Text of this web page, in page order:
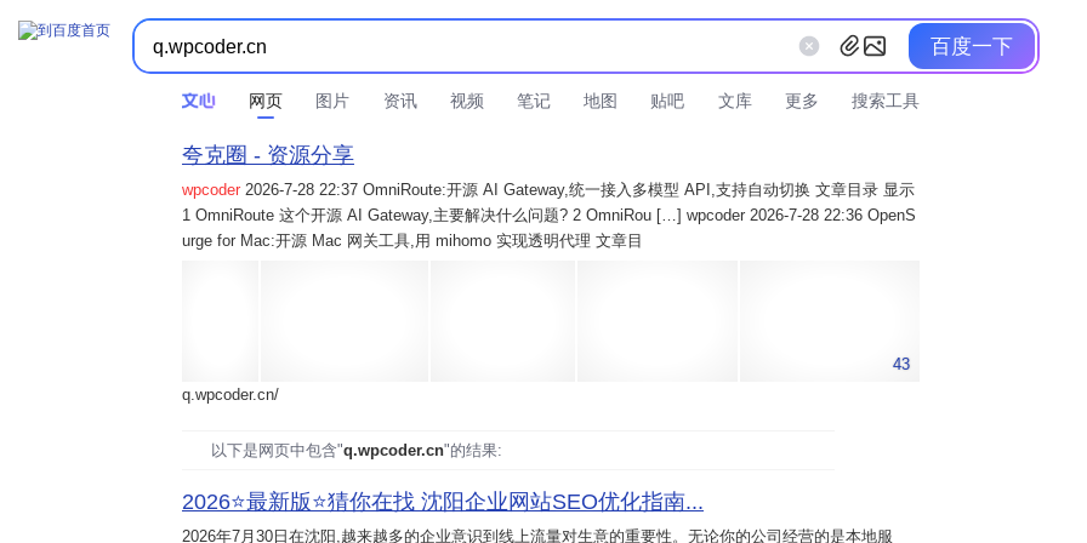
百度一下
网页 图片 资讯 视频 笔记 地图 贴吧 文库 更多 搜索工具
夸克圈 - 资源分享
wpcoder 2026-7-28 22:37 OmniRoute:开源 AI Gateway,统一接入多模型 API,支持自动切换 文章目录 显示
1 OmniRoute 这个开源 AI Gateway,主要解决什么问题? 2 OmniRou […] wpcoder 2026-7-28 22:36 OpenS
urge for Mac:开源 Mac 网关工具,用 mihomo 实现透明代理 文章目
43
q.wpcoder.cn/
以下是网页中包含"q.wpcoder.cn"的结果:
2026⭐️最新版⭐️猜你在找 沈阳企业网站SEO优化指南...
2026年7月30日在沈阳,越来越多的企业意识到线上流量对生意的重要性。无论你的公司经营的是本地服